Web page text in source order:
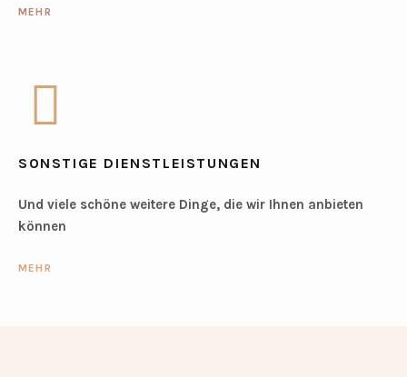
MEHR
SONSTIGE DIENSTLEISTUNGEN
Und viele schöne weitere Dinge, die wir Ihnen anbieten
können
MEHR